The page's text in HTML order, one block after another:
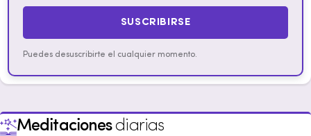
SUSCRIBIRSE
Puedes desuscribirte el cualquier momento.
Meditacionesdiarias